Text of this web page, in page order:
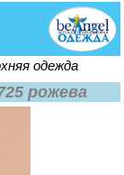
одежда
рожева